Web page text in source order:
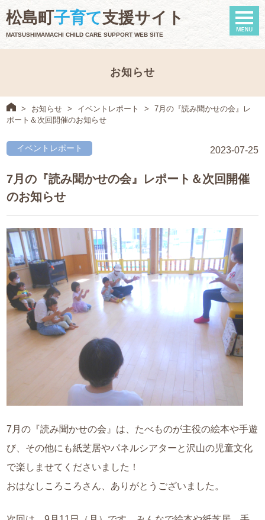
松島町子育て支援サイト
MATSUSHIMAMACHI CHILD CARE SUPPORT WEB SITE
お知らせ
> お知らせ > イベントレポート >
7月の『読み聞かせの会』レ
ポート＆次回開催のお知らせ
2023-07-25
イベントレポート
7月の『読み聞かせの会』レポート＆次回開催
のお知らせ
7月の『読み聞かせの会』は、たべものが主役の絵本や手遊
び、その他にも紙芝居やパネルシアターと沢山の児童文化
で楽しませてくださいました！
おはなしころころさん、ありがとうございました。